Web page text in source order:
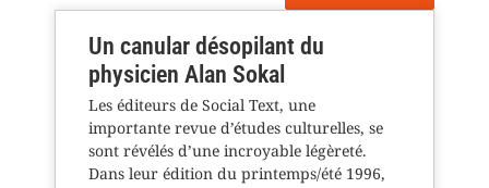
Un canular désopilant du
physicien Alan Sokal
Les éditeurs de Social Text, une
importante revue d’études culturelles, se
sont révélés d’une incroyable légèreté.
Dans leur édition du printemps/été 1996,